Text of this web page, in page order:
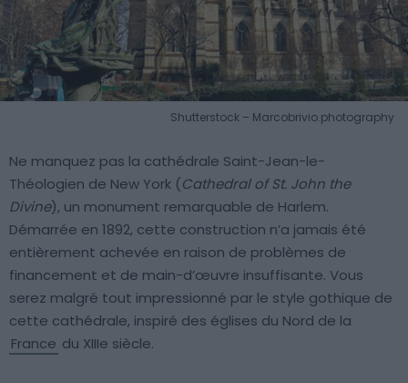
Shutterstock – Marcobrivio.photography
Ne manquez pas la cathédrale Saint-Jean-le-
Théologien de New York (Cathedral of St. John the
Divine), un monument remarquable de Harlem.
Démarrée en 1892, cette construction n’a jamais été
entièrement achevée en raison de problèmes de
financement et de main-d’œuvre insuffisante. Vous
serez malgré tout impressionné par le style gothique de
cette cathédrale, inspiré des églises du Nord de la
France du XIIIe siècle.